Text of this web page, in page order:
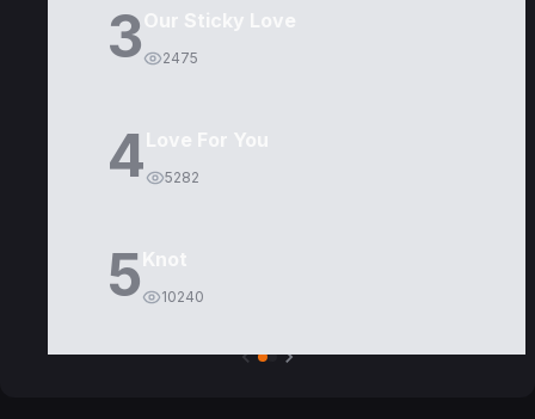
3 2475
4 5282
5 10240